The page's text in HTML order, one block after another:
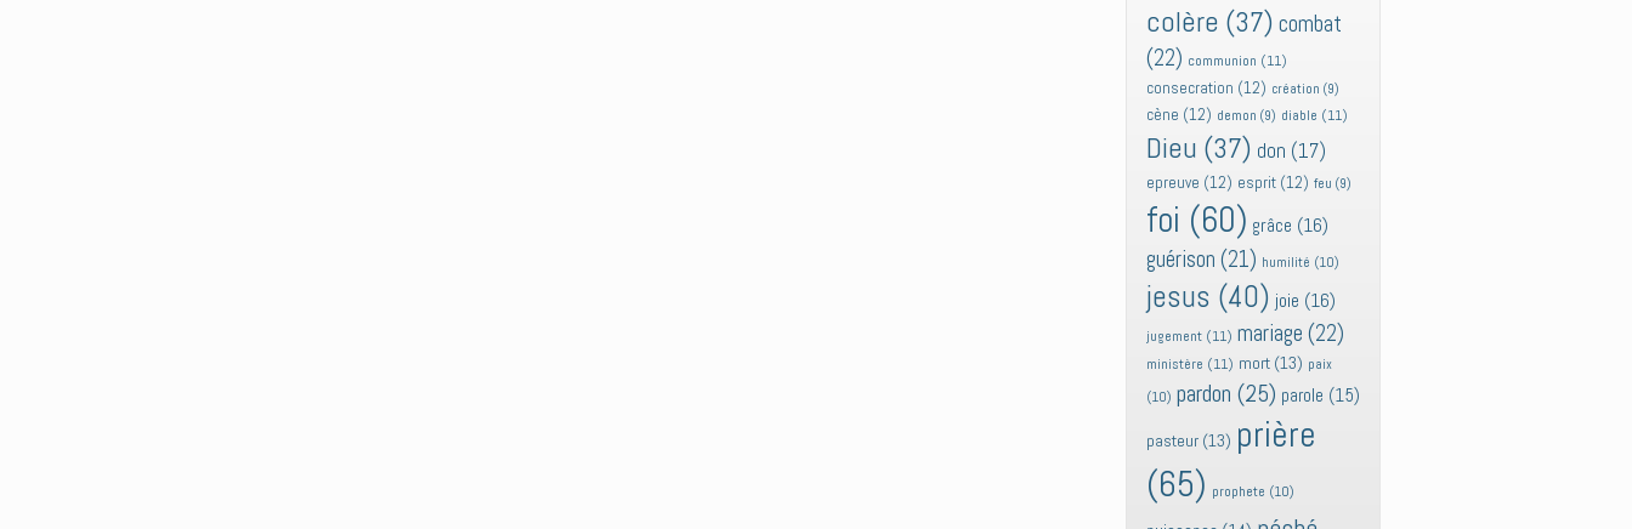
colère (37) combat
(22) communion (11)
consecration (12) création (9)
cène (12) demon (9) diable (11)
Dieu (37) don (17)
epreuve (12) esprit (12) feu (9)
foi (60) grâce (16)
guérison (21) humilité (10)
jesus (40) joie (16)
jugement (11) mariage (22)
ministère (11) mort (13) paix
(10) pardon (25) parole (15)
pasteur (13) prière
(65) prophete (10)